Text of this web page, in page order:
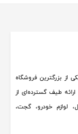
از بزرگترین فروشگاه
طیف گسترده‌ای از
لوازم خودرو، گجت،